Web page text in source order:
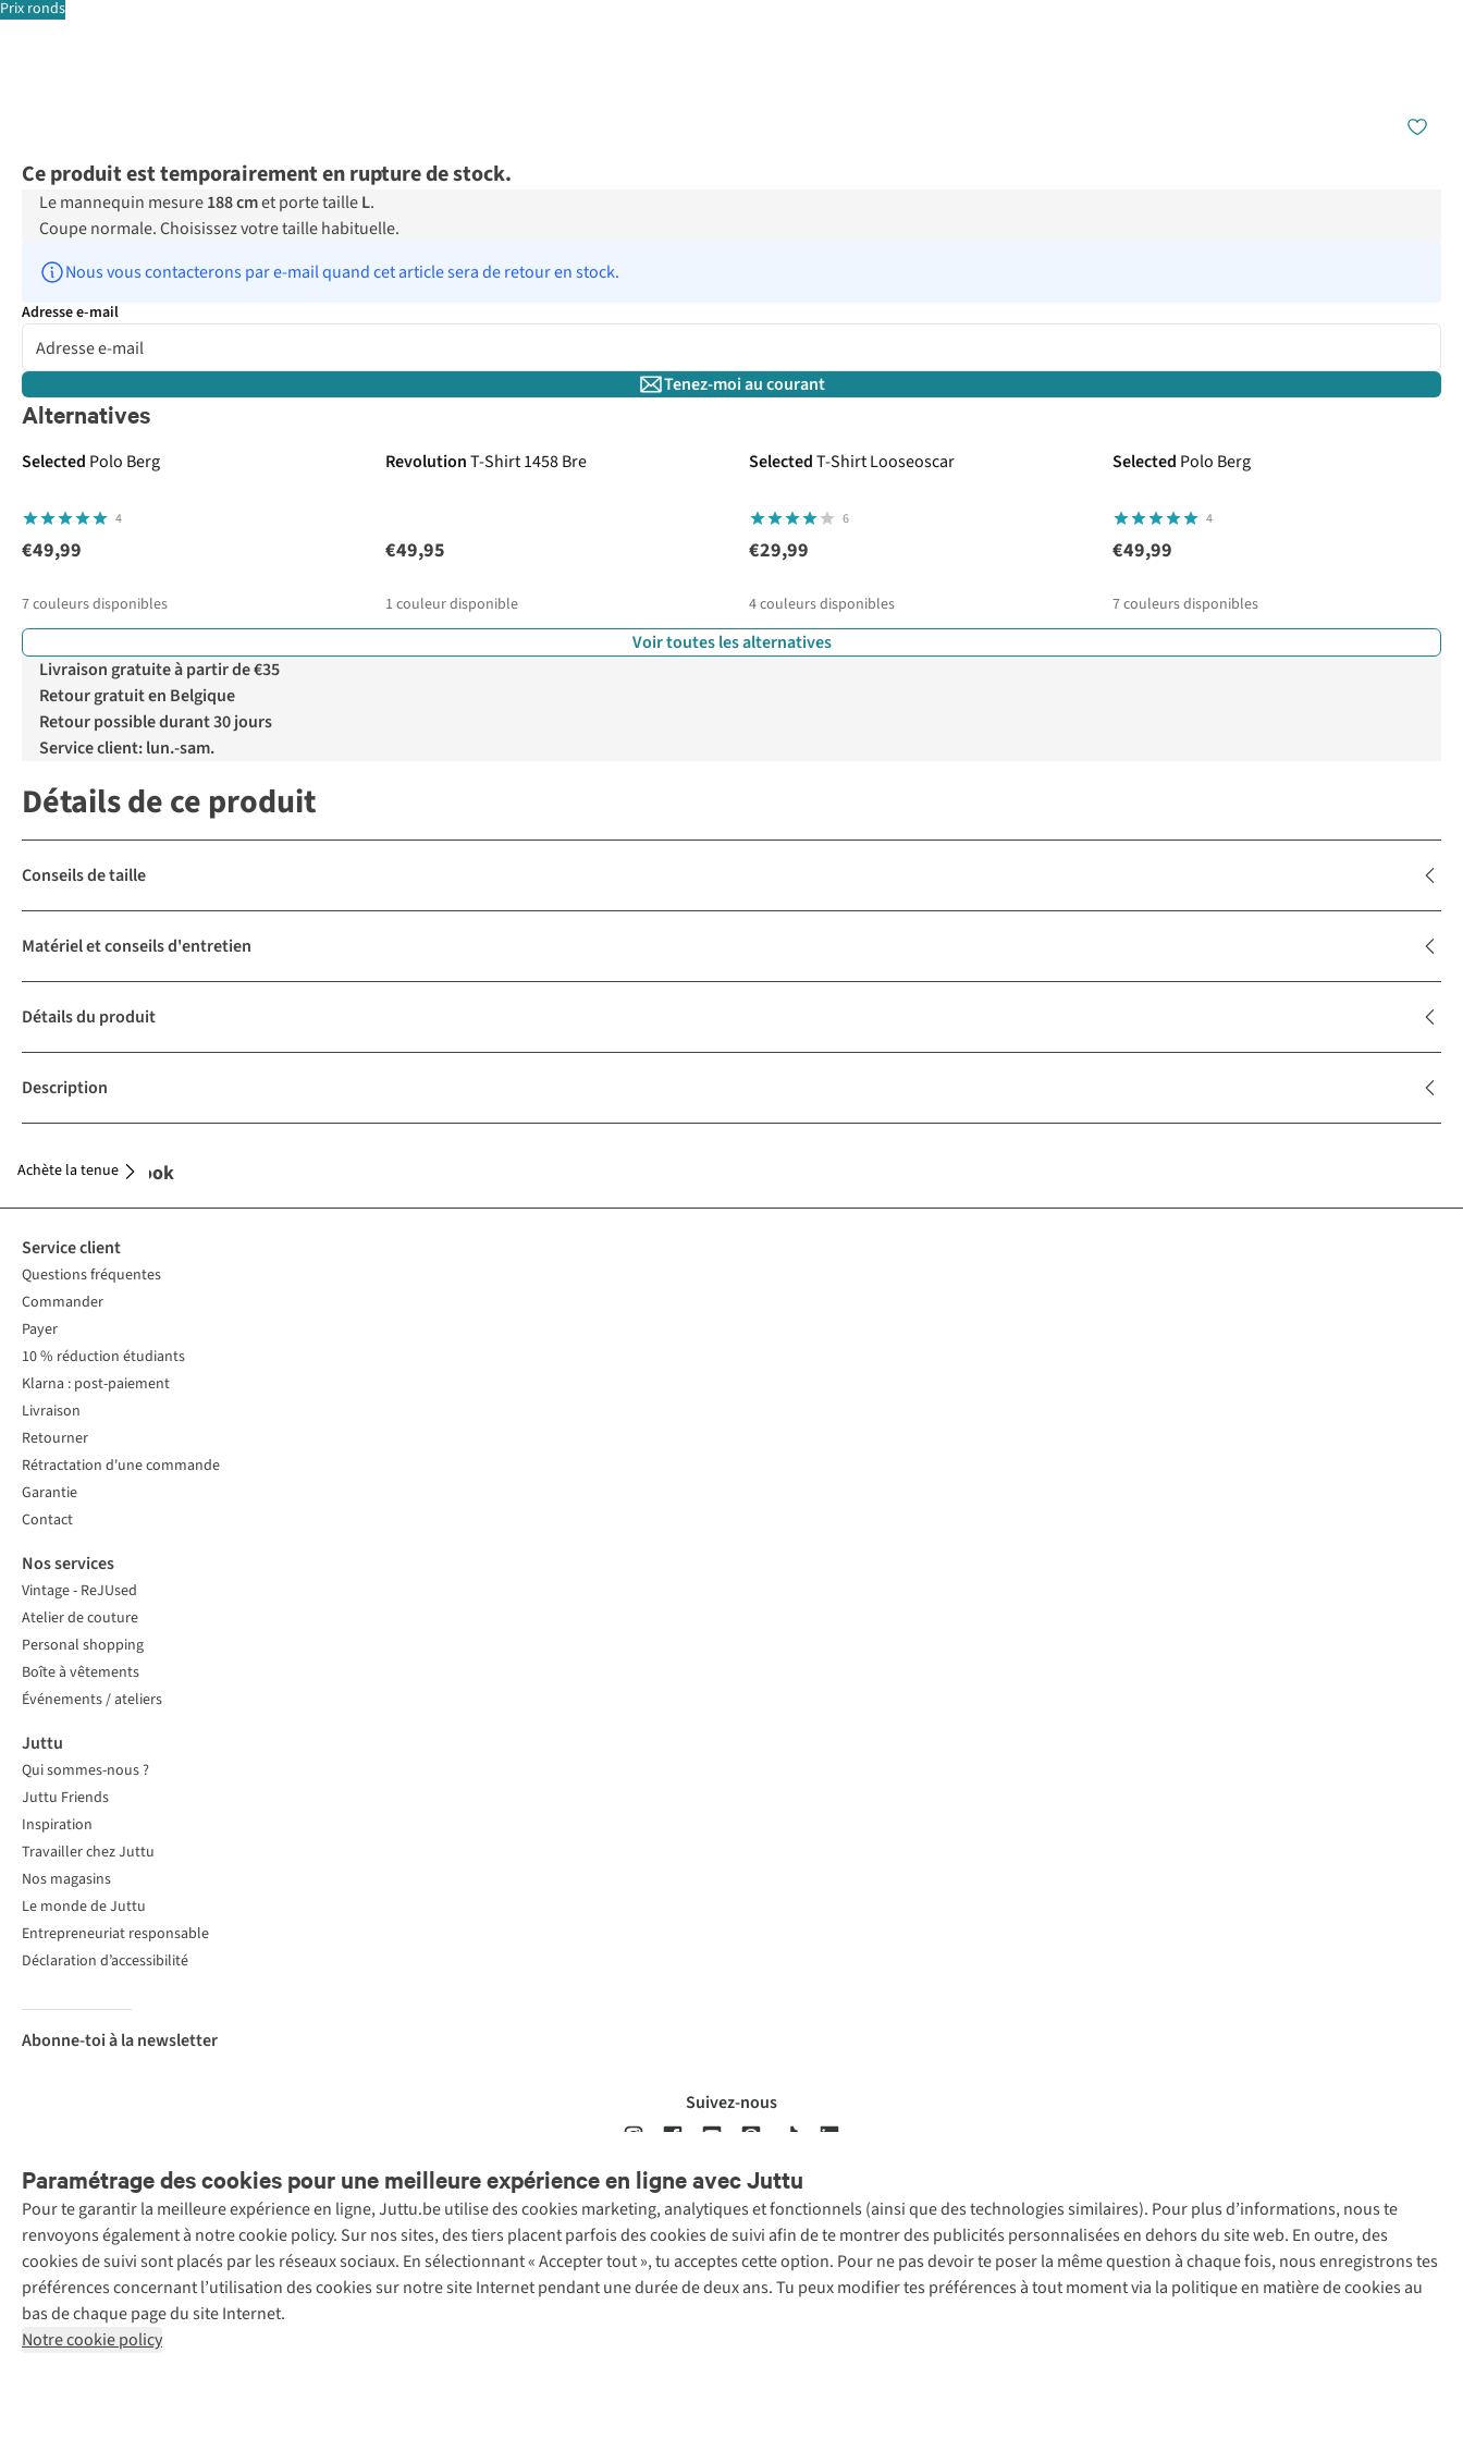
Prix ronds
Ce produit est temporairement en rupture de stock.
Le mannequin mesure188 cmet porte tailleL.
Coupe normale. Choisissez votre taille habituelle.
Nous vous contacterons par e-mail quand cet article sera de retour en stock.
Adresse e-mail
Tenez-moi au courant
Alternatives
Selected Polo Berg
4
€49,99
7couleurs disponibles
RevolutionT-Shirt 1458 Bre
€49,95
1 couleur disponible
SelectedT-Shirt Looseoscar
6
€29,99
4couleurs disponibles
Selected Polo Berg
4
€49,99
7couleurs disponibles
Voir toutes les alternatives
Livraison gratuite à partir de €35
Retour gratuit en Belgique
Retour possible durant 30 jours
Service client: lun.-sam.
Détails de ce produit
Conseils de taille
Matériel et conseils d'entretien
Détails du produit
Description
Complétez le look
Achète la tenue
Paramétrage des cookies pour une meilleure expérience en ligne avec Juttu
Pour te garantir la meilleure expérience en ligne, Juttu.be utilise des cookies marketing, analytiques et fonctionnels (ainsi que des technologies similaires). Pour plus d’informations, nous te
renvoyons également à notre cookie policy. Sur nos sites, des tiers placent parfois des cookies de suivi afin de te montrer des publicités personnalisées en dehors du site web. En outre, des
cookies de suivi sont placés par les réseaux sociaux. En sélectionnant « Accepter tout », tu acceptes cette option. Pour ne pas devoir te poser la même question à chaque fois, nous enregistrons tes
préférences concernant l’utilisation des cookies sur notre site Internet pendant une durée de deux ans. Tu peux modifier tes préférences à tout moment via la politique en matière de cookies au
bas de chaque page du site Internet.
Notre cookie policy
Service client
Questions fréquentes
Commander
Payer
10 % réduction étudiants
Klarna : post-paiement
Livraison
Retourner
Rétractation d'une commande
Garantie
Contact
Nos services
Vintage - ReJUsed
Atelier de couture
Personal shopping
Boîte à vêtements
Événements / ateliers
Juttu
Qui sommes-nous ?
Juttu Friends
Inspiration
Travailler chez Juttu
Nos magasins
Le monde de Juttu
Entrepreneuriat responsable
Déclaration d’accessibilité
Abonne-toi à la newsletter
Suivez-nous
Mentions légales Politique de confidentialté Conditions générales Cookie policy
Retail Concepts
N.V.,
Smallandlaan
9, 2660